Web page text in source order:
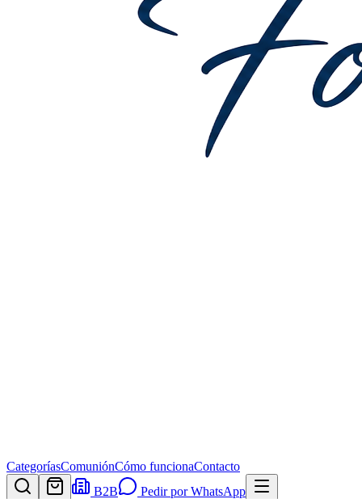
CategoríasComuniónCómo funcionaContacto
B2B
Pedir por WhatsApp